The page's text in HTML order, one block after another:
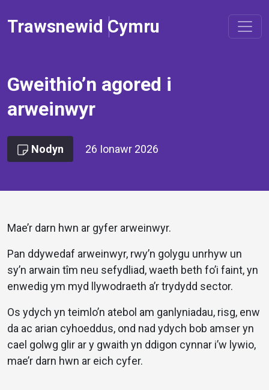
Trawsnewid Cymru
Gweithio’n agored i
arweinwyr
Nodyn 26 Ionawr 2026
Mae’r darn hwn ar gyfer arweinwyr.
Pan ddywedaf arweinwyr, rwy’n golygu unrhyw un
sy’n arwain tîm neu sefydliad, waeth beth fo’i faint, yn
enwedig ym myd llywodraeth a’r trydydd sector.
Os ydych yn teimlo’n atebol am ganlyniadau, risg, enw
da ac arian cyhoeddus, ond nad ydych bob amser yn
cael golwg glir ar y gwaith yn ddigon cynnar i’w lywio,
mae’r darn hwn ar eich cyfer.